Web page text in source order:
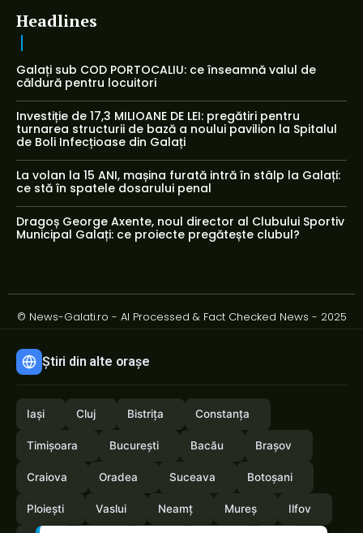
Headlines
Galați sub COD PORTOCALIU: ce înseamnă valul de
căldură pentru locuitori
Investiție de 17,3 MILIOANE DE LEI: pregătiri pentru
turnarea structurii de bază a noului pavilion la Spitalul
de Boli Infecțioase din Galați
La volan la 15 ANI, mașina furată intră în stâlp la Galați:
ce stă în spatele dosarului penal
Dragoș George Axente, noul director al Clubului Sportiv
Municipal Galați: ce proiecte pregătește clubul?
© News-Galati.ro - AI Processed & Fact Checked News - 2025
Știri din alte orașe
Iași Cluj Bistrița Constanța
Timișoara București Bacău Brașov
Craiova Oradea Suceava Botoșani
Ploiești Vaslui Neamț Mureș Ilfov